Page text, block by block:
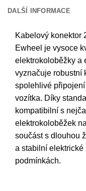
DALŠÍ INFORMACE
Kabelový konektor
Ewheel je vysoce
elektrokoloběžky a
vyznačuje robustní
spolehlivé
vozítka. Díky
kompatibilní s
elektrokoloběžek
součást s dlouhou
a stabilní elektrické
podmínkách.